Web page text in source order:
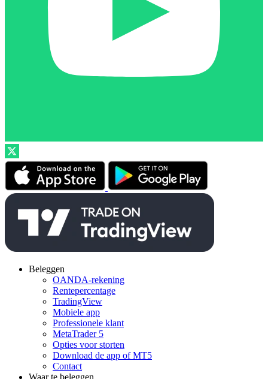
Beleggen
OANDA-rekening
Rentepercentage
TradingView
Mobiele app
Professionele klant
MetaTrader 5
Opties voor storten
Download de app of MT5
Contact
Waar te beleggen